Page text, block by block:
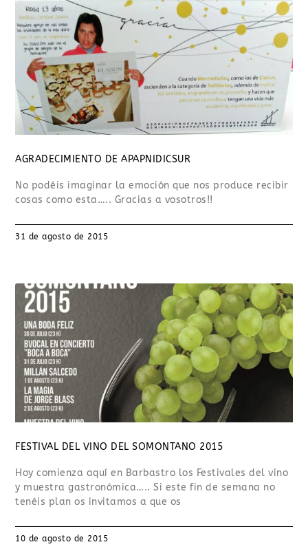
AGRADECIMIENTO DE APAPNIDICSUR
No podéis imaginar la emoción que nos produce recibir
cosas como esta….. Gracias a vosotros!!
31 de agosto de 2015
FESTIVAL DEL VINO DEL SOMONTANO 2015
Hoy comienza aquí en Barbastro los Festivales del vino
y muestra gastronómica….. Si este fin de semana no
tenéis plan os invitamos a que os
10 de agosto de 2015